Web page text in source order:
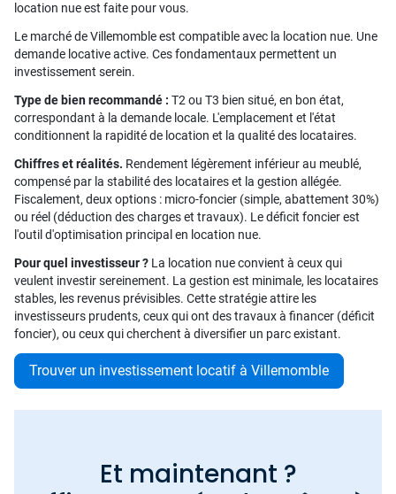
location nue est faite pour vous.
Le marché de Villemomble est compatible avec la location nue. Une
demande locative active. Ces fondamentaux permettent un
investissement serein.
Type de bien recommandé : T2 ou T3 bien situé, en bon état,
correspondant à la demande locale. L'emplacement et l'état
conditionnent la rapidité de location et la qualité des locataires.
Chiffres et réalités. Rendement légèrement inférieur au meublé,
compensé par la stabilité des locataires et la gestion allégée.
Fiscalement, deux options : micro-foncier (simple, abattement 30%)
ou réel (déduction des charges et travaux). Le déficit foncier est
l'outil d'optimisation principal en location nue.
Pour quel investisseur ? La location nue convient à ceux qui
veulent investir sereinement. La gestion est minimale, les locataires
stables, les revenus prévisibles. Cette stratégie attire les
investisseurs prudents, ceux qui ont des travaux à financer (déficit
foncier), ou ceux qui cherchent à diversifier un parc existant.
Trouver un investissement locatif à Villemomble
Et maintenant ?